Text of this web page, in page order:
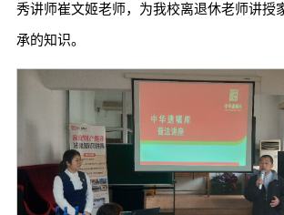
秀讲师崔文姬老师，为我校离退休老师讲授
承的知识。